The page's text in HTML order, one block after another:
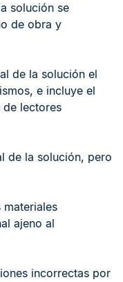
solución se
de obra y
de la solución el
e incluye el
de lectores
de la solución, pero
materiales
ajeno al
incorrectas por